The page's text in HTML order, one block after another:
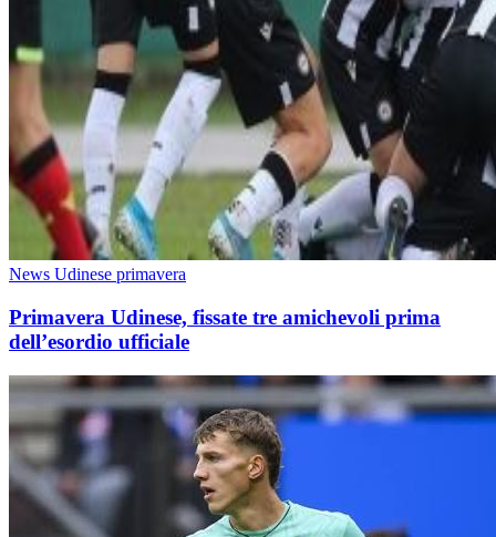
News Udinese primavera
Primavera Udinese, fissate tre amichevoli prima
dell’esordio ufficiale